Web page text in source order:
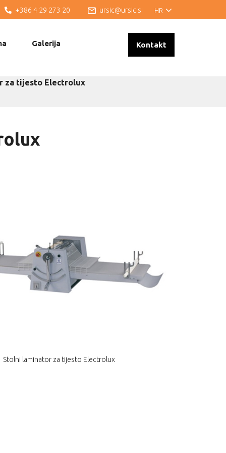
HR
ursic@ursic.si
+386 4 29 273 20
Kontakt
Galerija
za tijesto Electrolux
Stolni laminator za tijesto Electrolux